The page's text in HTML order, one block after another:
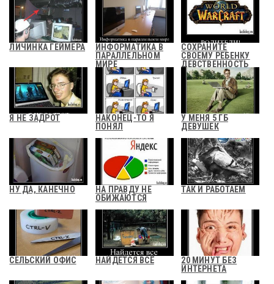
ЛИЧИНКА ГЕЙМЕРА
ИНФОРМАТИКА В
ПАРАЛЛЕЛЬНОМ
МИРЕ
СОХРАНИТЕ
СВОЕМУ РЕБЕНКУ
ДЕВСТВЕННОСТЬ
Я НЕ ЗАДРОТ
НАКОНЕЦ-ТО Я
ПОНЯЛ
У МЕНЯ 5 ГБ
ДЕВУШЕК
НУ ДА, КАНЕЧНО
НА ПРАВДУ НЕ
ОБИЖАЮТСЯ
ТАК И РАБОТАЕМ
СЕЛЬСКИЙ ОФИС НАЙДЕТСЯ ВСЁ
20 МИНУТ БЕЗ
ИНТЕРНЕТА